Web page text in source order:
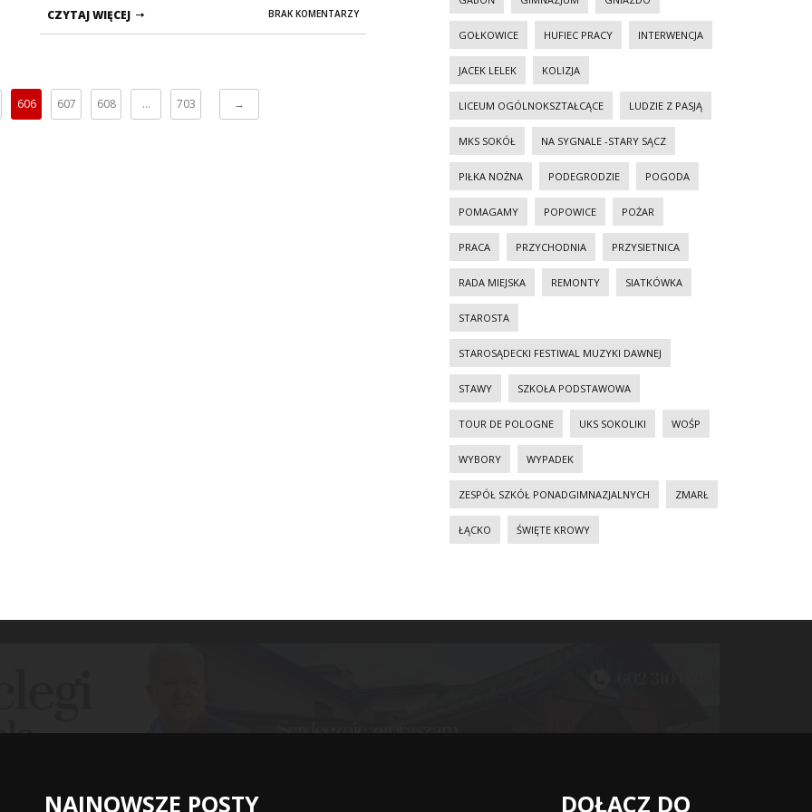
BRAK KOMENTARZY
CZYTAJ WIĘCEJ
606 607 608 … 703 →
GOŁKOWICE HUFIEC PRACY INTERWENCJA
JACEK LELEK KOLIZJA
LICEUM OGÓLNOKSZTAŁCĄCE LUDZIE Z PASJĄ
MKS SOKÓŁ NA SYGNALE -STARY SĄCZ
PIŁKA NOŻNA PODEGRODZIE POGODA
POMAGAMY POPOWICE POŻAR
PRACA PRZYCHODNIA PRZYSIETNICA
RADA MIEJSKA REMONTY SIATKÓWKA
STAROSTA
STAROSĄDECKI FESTIWAL MUZYKI DAWNEJ
STAWY SZKOŁA PODSTAWOWA
TOUR DE POLOGNE UKS SOKOLIKI WOŚP
WYBORY WYPADEK
ZESPÓŁ SZKÓŁ PONADGIMNAZJALNYCH ZMARŁ
ŁĄCKO ŚWIĘTE KROWY
NAJNOWSZE POSTY DOŁĄCZ DO